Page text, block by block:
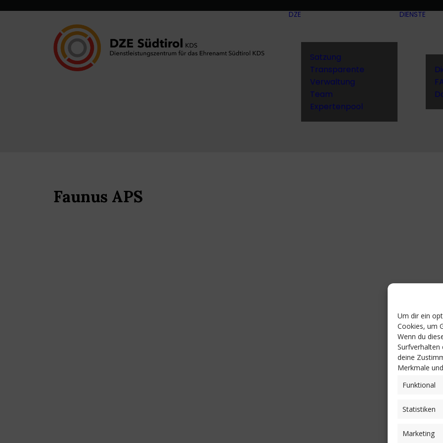
Um dir ein
Cookies, um
Wenn du
Surfverhalten
deine
Merkmale
Funktional
Statistiken
Marketing
DZE
Satzung
Transparente
Verwaltung
Team
Expertenpool
DIENSTE
Faunus APS